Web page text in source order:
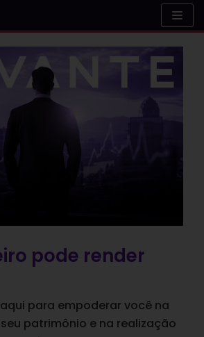
pode render
para empoderar você na
patrimônio e na realização